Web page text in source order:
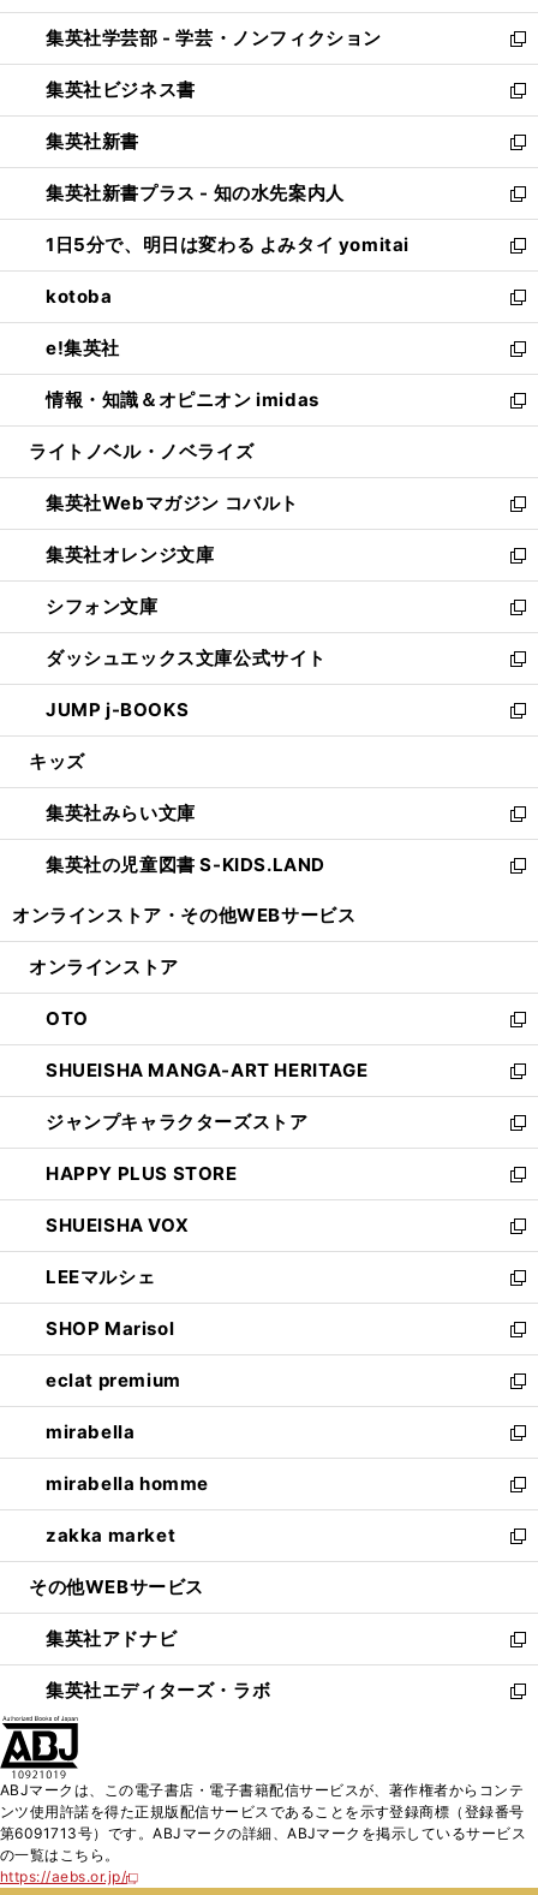
開
く
ウ
で
開
く
ン
ド
ウ
で
開
く
ウ
ィ
ン
ド
ウ
で
開
く
集英社学芸部 - 学芸・ノンフィクション
新
し
い
ウ
ィ
ン
ド
ウ
で
開
く
集英社ビジネス書
新
し
い
ウ
ィ
ン
ド
ウ
で
開
く
集英社新書
新
し
い
ウ
ィ
ン
ド
ウ
で
開
く
集英社新書プラス - 知の水先案内人
新
し
い
ウ
ィ
ン
ド
ウ
で
開
1日5分で、明日は変わる よみタイ yomitai
新
し
い
ウ
ィ
ン
ド
ウ
開
く
kotoba
新
し
い
ウ
ィ
ン
ウ
で
開
く
e!集英社
新
し
い
ウ
ン
ド
ウ
で
開
く
情報・知識＆オピニオン imidas
新
し
ウ
ィ
ン
ド
ウ
で
開
く
ライトノベル・ノベライズ
集英社Webマガジン コバルト
新
し
い
ウ
ィ
ン
ド
ウ
で
開
集英社オレンジ文庫
新
し
い
ウ
ィ
ン
ド
ウ
開
く
シフォン文庫
新
し
い
ウ
ィ
ン
ウ
で
開
く
ダッシュエックス文庫公式サイト
新
し
い
ウ
ン
ド
ウ
で
JUMP j-BOOKS
新
し
ウ
ィ
ン
ド
開
キッズ
集英社みらい文庫
新
し
い
ン
ウ
で
開
く
集英社の児童図書 S-KIDS.LAND
新
ウ
ン
ド
ウ
で
開
く
オンラインストア・ その他WEBサービス
オンラインストア
OTO
新
し
い
ウ
ィ
ン
ド
ウ
で
開
く
SHUEISHA MANGA-ART HERITAGE
新
し
い
ウ
ィ
ン
ド
ウ
で
開
く
ジャンプキャラクターズストア
新
し
い
ウ
ィ
ン
ド
ウ
で
開
く
HAPPY PLUS STORE
新
し
い
ウ
ィ
ン
ド
ウ
で
開
く
SHUEISHA VOX
新
し
い
ウ
ィ
ン
ド
ウ
で
開
く
LEEマルシェ
新
し
い
ウ
ィ
ン
ド
ウ
で
開
く
SHOP Marisol
新
し
い
ウ
ィ
ン
ド
ウ
で
開
eclat premium
新
し
い
ウ
ィ
ン
ド
ウ
開
く
mirabella
新
し
い
ウ
ィ
ン
ウ
で
開
く
mirabella homme
新
し
い
ウ
ン
ド
ウ
で
zakka market
新
し
ウ
ィ
ン
ド
く
その他WEBサービス
集英社アドナビ
新
し
い
ド
ウ
で
集英社エディターズ・ラボ
新
ィ
ン
ABJマークは、この電子書店・電子書籍配信サービスが、著作権者からコンテ
ンツ使用許諾を得た正規版配信サービスであることを示す登録商標（登録番号
第6091713号）です。ABJマークの詳細、ABJマークを掲示しているサービス
の一覧はこちら。
https://aebs.or.jp/
新